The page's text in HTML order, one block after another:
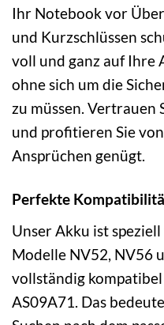
Ihr Notebook vor
und Kurzschlüssen
voll und ganz auf Ihre
ohne sich um die
zu müssen. Vertrauen
und profitieren Sie
Ansprüchen genügt.
Perfekte
Unser Akku ist
Modelle NV52, NV56
vollständig
AS09A71. Das